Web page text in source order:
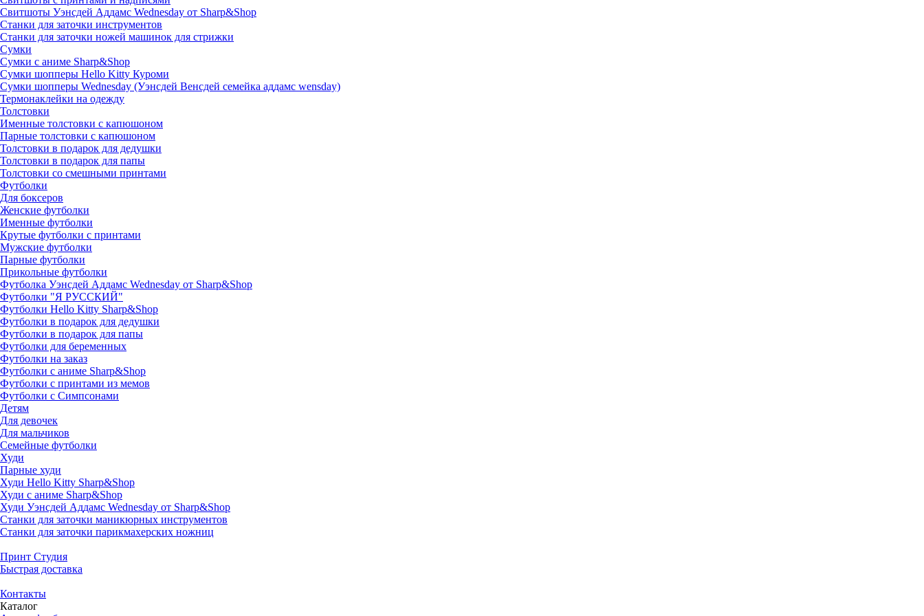
Свитшоты Уэнсдей Аддамс Wednesday от Sharp&Shop
Станки для заточки инструментов
Станки для заточки ножей машинок для стрижки
Сумки
Сумки с аниме Sharp&Shop
Сумки шопперы Hello Kitty Куроми
Сумки шопперы Wednesday (Уэнсдей Венсдей семейка аддамс wensday)
Термонаклейки на одежду
Толстовки
Именные толстовки с капюшоном
Парные толстовки с капюшоном
Толстовки в подарок для дедушки
Толстовки в подарок для папы
Толстовки со смешными принтами
Футболки
Для боксеров
Женские футболки
Именные футболки
Крутые футболки с принтами
Мужские футболки
Парные футболки
Прикольные футболки
Футболка Уэнсдей Аддамс Wednesday от Sharp&Shop
Футболки "Я РУССКИЙ"
Футболки Hello Kitty Sharp&Shop
Футболки в подарок для дедушки
Футболки в подарок для папы
Футболки для беременных
Футболки на заказ
Футболки с аниме Sharp&Shop
Футболки с принтами из мемов
Футболки с Симпсонами
Детям
Для девочек
Для мальчиков
Семейные футболки
Худи
Парные худи
Худи Hello Kitty Sharp&Shop
Худи с аниме Sharp&Shop
Худи Уэнсдей Аддамс Wednesday от Sharp&Shop
Станки для заточки маникюрных инструментов
Станки для заточки парикмахерских ножниц
Принт Студия
Быстрая доставка
Контакты
Каталог